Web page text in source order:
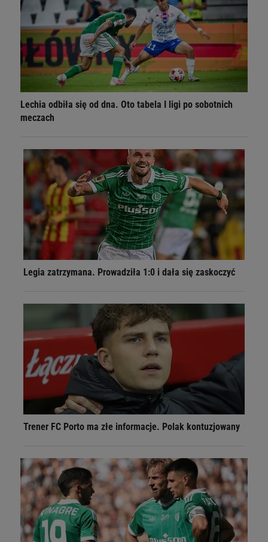
Lechia odbiła się od dna. Oto tabela I ligi po sobotnich
meczach
Legia zatrzymana. Prowadziła 1:0 i dała się zaskoczyć
Trener FC Porto ma złe informacje. Polak kontuzjowany